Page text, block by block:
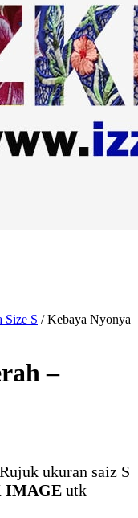
Size S /Kebaya Nyonya
–
ukuran saiz S
IMAGE utk